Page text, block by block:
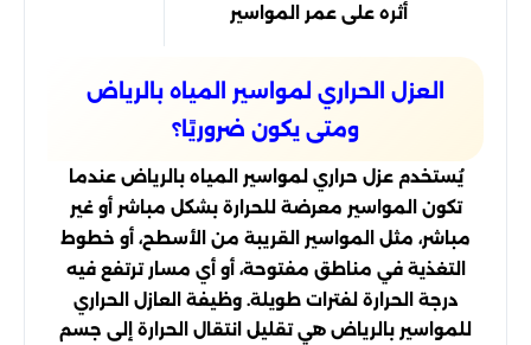
أثره على عمر المواسير
العزل الحراري لمواسير المياه بالرياض
ومتى يكون ضروريًا؟
يُستخدم عزل حراري لمواسير المياه بالرياض عندما
تكون المواسير معرضة للحرارة بشكل مباشر أو غير
مباشر، مثل المواسير القريبة من الأسطح، أو خطوط
التغذية في مناطق مفتوحة، أو أي مسار ترتفع فيه
درجة الحرارة لفترات طويلة. وظيفة العازل الحراري
للمواسير بالرياض هي تقليل انتقال الحرارة إلى جسم